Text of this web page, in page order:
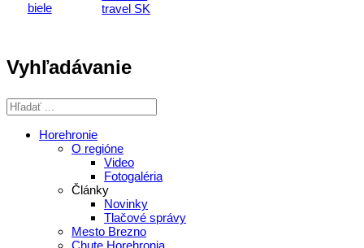
Vyhľadávanie
Horehronie
O regióne
Video
Fotogaléria
Články
Novinky
Tlačové správy
Mesto Brezno
Chute Horehronia